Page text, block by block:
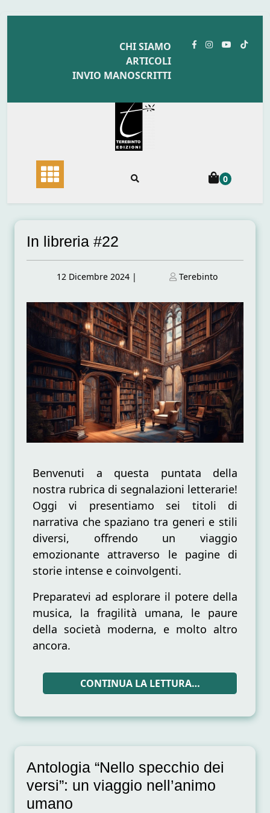
CHI SIAMO
ARTICOLI
INVIO MANOSCRITTI
0
In libreria #22
Posted
12 Dicembre 2024 |
Posted
Terebinto
Benvenuti a questa puntata della
nostra rubrica di segnalazioni letterarie!
Oggi vi presentiamo sei titoli di
narrativa che spaziano tra generi e stili
diversi, offrendo un viaggio
emozionante attraverso le pagine di
storie intense e coinvolgenti.
Preparatevi ad esplorare il potere della
musica, la fragilità umana, le paure
della società moderna, e molto altro
ancora.
CONTINUA LA LETTURA…
Antologia “Nello specchio dei
versi”: un viaggio nell’animo
umano